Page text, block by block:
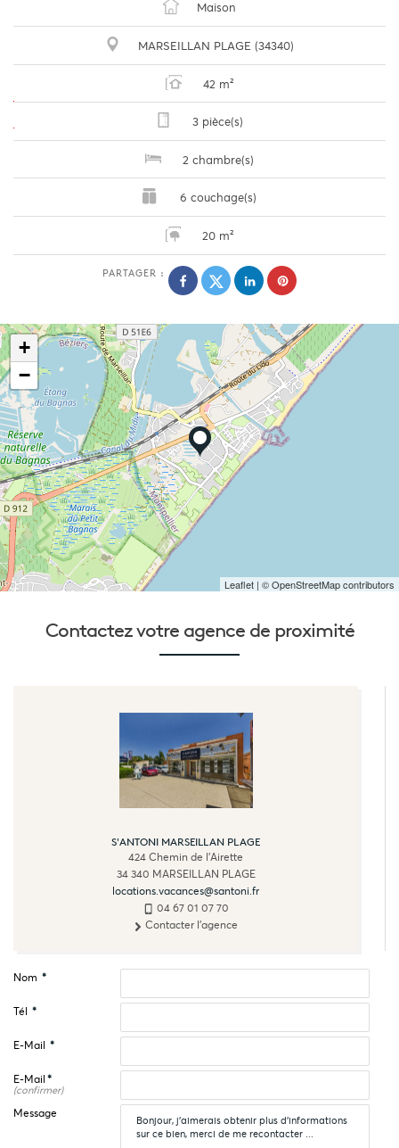
Maison
MARSEILLAN PLAGE (34340)
42 m²
3 pièce(s)
2 chambre(s)
6 couchage(s)
20 m²
PARTAGER :
+
−
Leaflet | © OpenStreetMap contributors
Contactez votre agence de proximité
S'ANTONI MARSEILLAN PLAGE
424 Chemin de l'Airette
34 340 MARSEILLAN PLAGE
locations.vacances@santoni.fr
04 67 01 07 70
Contacter l'agence
Nom *
Tél *
E-Mail *
E-Mail *
(confirmer)
Message